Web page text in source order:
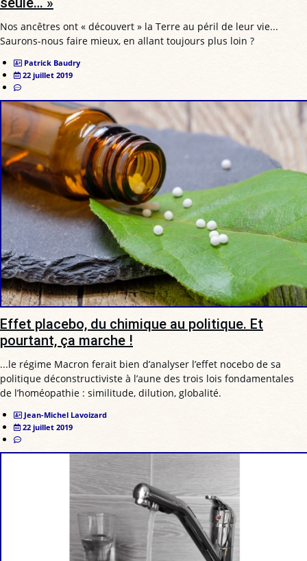
Nos ancêtres ont « découvert » la Terre au péril de leur vie...
Saurons-nous faire mieux, en allant toujours plus loin ?
Patrick Baudry
22 juillet 2019
Effet placebo, du chimique au politique. Et
pourtant, ça marche !
...le régime Macron ferait bien d’analyser l’effet nocebo de sa
politique déconstructiviste à l’aune des trois lois fondamentales
de l’homéopathie : similitude, dilution, globalité.
Jean-Michel Lavoizard
22 juillet 2019